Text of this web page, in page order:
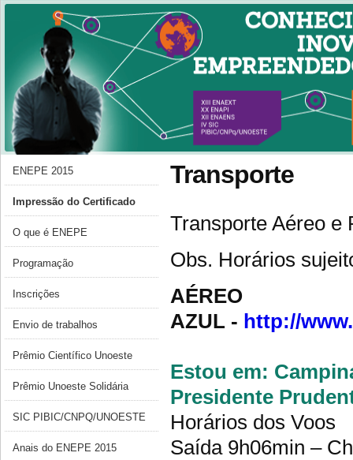
ENEPE 2015
Impressão do Certificado
O que é ENEPE
Programação
Inscrições
Envio de trabalhos
Prêmio Científico Unoeste
Prêmio Unoeste Solidária
SIC PIBIC/CNPQ/UNOESTE
Anais do ENEPE 2015
Transporte
Transporte Aéreo e
Obs. Horários
AÉREO
AZUL - http://
Estou em:
Presidente
Horários dos Voos
Saída 9h06min –